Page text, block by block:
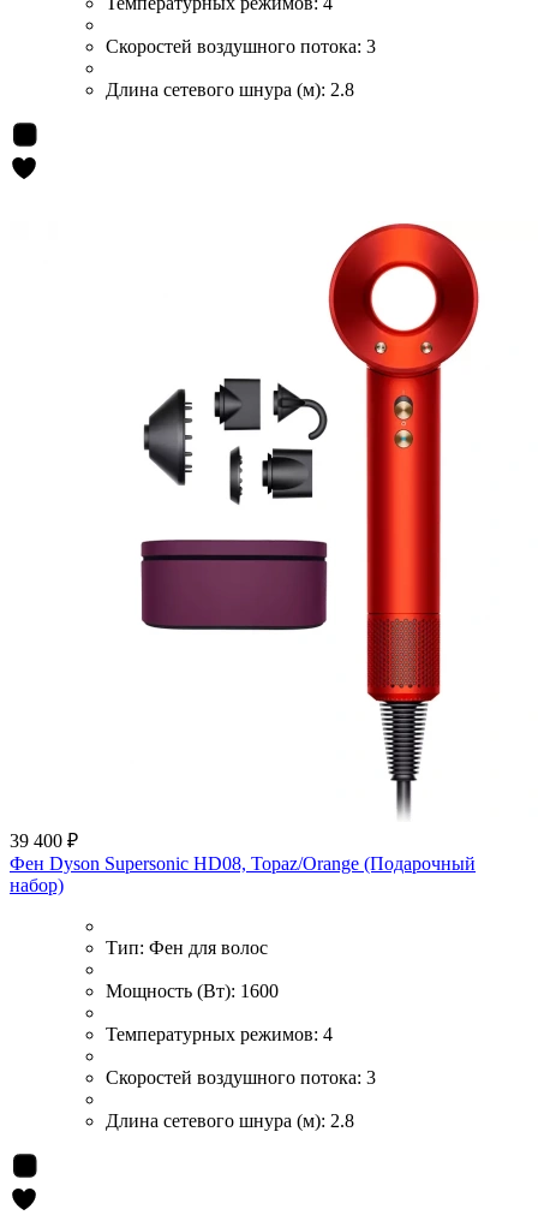
Скоростей воздушного потока: 3
Длина сетевого шнура (м): 2.8
39 400 ₽
Фен Dyson Supersonic HD08, Topaz/Orange (Подарочный
набор)
Тип: Фен для волос
Мощность (Вт): 1600
Температурных режимов: 4
Скоростей воздушного потока: 3
Длина сетевого шнура (м): 2.8